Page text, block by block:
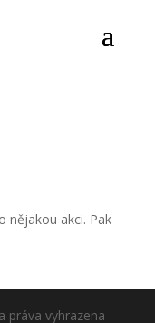
nějakou akci. Pak
práva vyhrazena